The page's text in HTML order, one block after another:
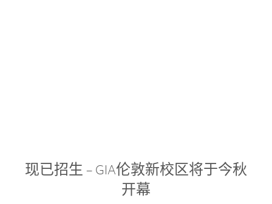
现已招生 – GIA伦敦新校区将于今秋
开幕